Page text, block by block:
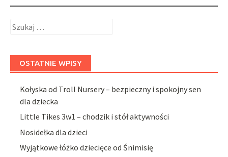
Szukaj:
OSTATNIE WPISY
Kołyska od Troll Nursery – bezpieczny i spokojny sen
dla dziecka
Little Tikes 3w1 – chodzik i stół aktywności
Nosidełka dla dzieci
Wyjątkowe łóżko dziecięce od Śnimisię